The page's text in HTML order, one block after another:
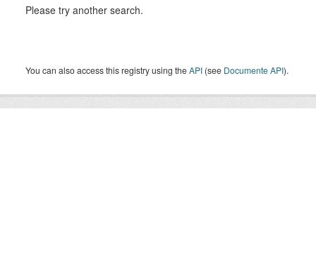
Please try another search.
You can also access this registry using theAPI (see Documente API).